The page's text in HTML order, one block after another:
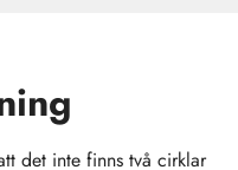
det inte finns två cirklar